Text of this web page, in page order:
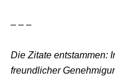
– – –
Die Zitate entstammen:
freundlicher